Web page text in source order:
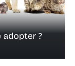
adopter ?